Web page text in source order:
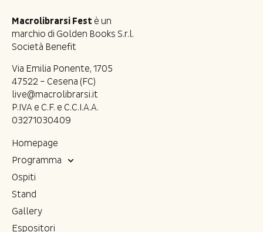
Macrolibrarsi Fest è un
marchio di Golden Books S.r.l.
Società Benefit
Via Emilia Ponente, 1705
47522 – Cesena (FC)
live@macrolibrarsi.it
P.IVA e C.F. e C.C.I.A.A.
03271030409
Homepage
Programma
Ospiti
Stand
Gallery
Espositori